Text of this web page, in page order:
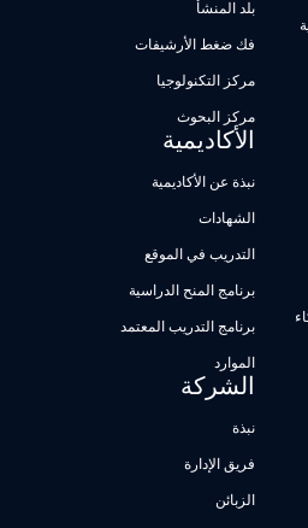
بلد المنشأ
فك ضغط الأرشيفات
مركز التكنولوجيا
مركز البحوث
الأكاديمية
نبذة عن الأكاديمية
الشهادات
التدريب في الموقع
برنامج المنح الدراسية
برنامج التدريب المعتمد
الموارد
الشركة
نبذة
فريق الإدارة
الزبائن